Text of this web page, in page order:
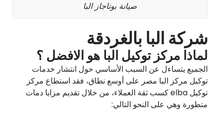
صيانة بوتاجاز البا
شركة البا بالغردقة
لماذا مركز توكيل البا هو الافضل ؟
الجميع يتساءل عن السبب الأساسي حول انتشار خدمات
توكيل مركز البا مصر على أوسع نطاق، فقد استطاع مركز
توكيل elba كسب ثقة العملاء، من خلال تقديم مزايا دمات
متطورة وهي على النحو التالي: